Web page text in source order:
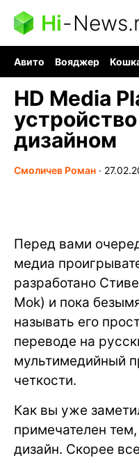
Hi-
Авито Вояджер
HD Media
дизайном
Смоличев Роман ∙
Перед вами
медиа
разработано
Mok) и пока
называть его
переводе на
мультимедийный
четкости.
Как вы уже
примечателен
дизайн. Скорее